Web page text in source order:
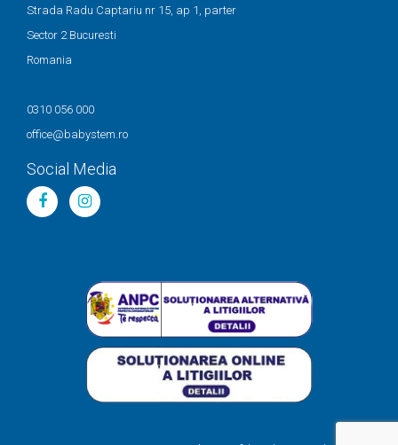
Strada Radu Captariu nr 15, ap 1, parter
Sector 2 Bucuresti
Romania
0310 056 000
office@babystem.ro
Social Media